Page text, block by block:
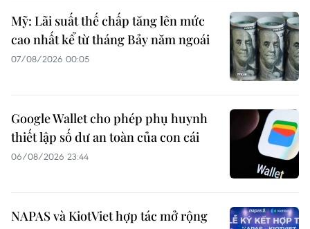
Mỹ: Lãi suất thế chấp tăng lên mức
cao nhất kể từ tháng Bảy năm ngoái
07/08/2026 00:05
Google Wallet cho phép phụ huynh
thiết lập số dư an toàn của con cái
06/08/2026 23:44
NAPAS và KiotViet hợp tác mở rộng